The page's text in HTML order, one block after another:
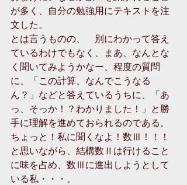
が多く、自分の勉強用にテキストを注
文した。
とは言うものの、　別にわかって答え
ているわけでもなく、まあ、なんとな
く聞いてみようかなー、程度の質問
に、「この計算、なんでこうなる
ん？」などと答えているうちに、「あ
っ、そっか！？わかりました！」と勝
手に理解を進めておられるのである。
ちょっと！私に聞くなよ！数Ⅲ！！！
と思いながら、結構数Ⅱは行けること
に味を占め、数Ⅲに進出しようとして
いる私・・・。